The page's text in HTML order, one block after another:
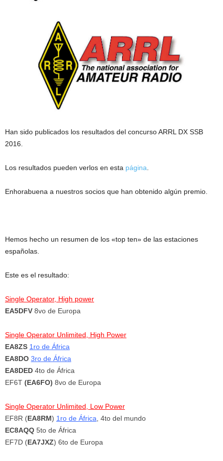
Han sido publicados los resultados del concurso ARRL DX SSB
2016.
Los resultados pueden verlos en esta página
Enhorabuena a nuestros socios que han obtenido algún premio.
Hemos hecho un resumen de los «top ten» de las estaciones
españolas.
Este es el resultado:
Single Operator, High power
EA5DFV 8vo de Europa
Single Operator Unlimited, High Power
EA8ZS 1ro de África
EA8DO 3ro de África
EA8DED 4to de África
EF6T (EA6FO) 8vo de Europa
Single Operator Unlimited, Low Power
EF8R (EA8RM) 1ro de África , 4to del mundo
EC8AQQ 5to de África
EF7D (EA7JXZ) 6to de Europa